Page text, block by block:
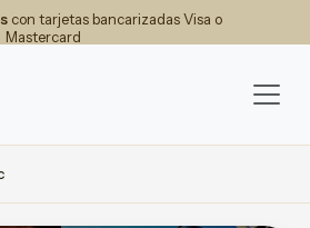
con tarjetas bancarizadas Visa o
Mastercard